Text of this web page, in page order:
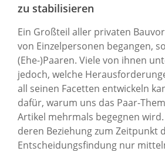
zu stabilisieren
Ein Großteil aller privaten
von Einzelpersonen begangen,
(Ehe-)Paaren. Viele von ihnen
jedoch, welche
all seinen Facetten entwickeln
dafür, warum uns das Paar-
Artikel mehrmals begegnen wird.
deren Beziehung zum Zeitpunkt
Entscheidungsfindung nur